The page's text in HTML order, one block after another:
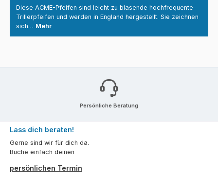
Diese ACME-Pfeifen sind leicht zu blasende hochfrequente
Trillerpfeifen und werden in England hergestellt. Sie zeichnen
sich… Mehr
Persönliche Beratung
Lass dich beraten!
Gerne sind wir für dich da.
Buche einfach deinen
persönlichen Termin